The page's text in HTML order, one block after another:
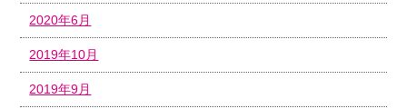
2020年6月
2019年10月
2019年9月